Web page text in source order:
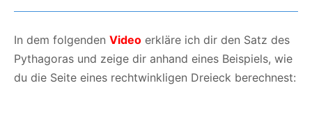
In dem folgenden Video erkläre ich dir den Satz des
Pythagoras und zeige dir anhand eines Beispiels, wie
du die Seite eines rechtwinkligen Dreieck berechnest: